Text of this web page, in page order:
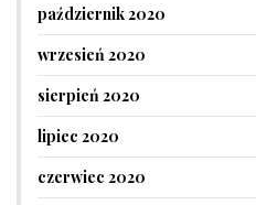
październik 2020
wrzesień 2020
sierpień 2020
lipiec 2020
czerwiec 2020